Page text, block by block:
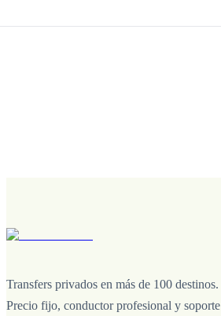
Transfers privados en más de 100 destinos.
Precio fijo, conductor profesional y soporte